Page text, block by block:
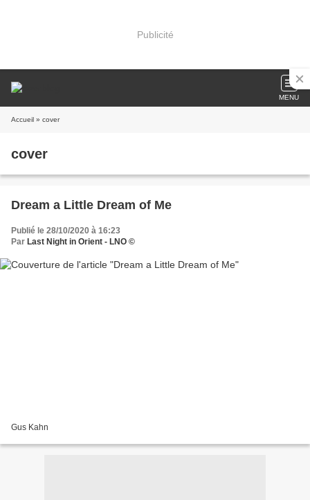
Publicité
MENU
Accueil » cover
cover
Dream a Little Dream of Me
Publié le 28/10/2020 à 16:23
Par Last Night in Orient - LNO ©
Gus Kahn